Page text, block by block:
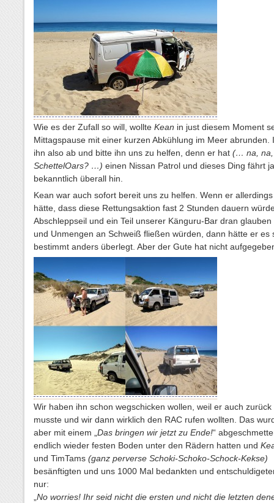
Wie es der Zufall so will, wollte Kean in just diesem Moment
Mittagspause mit einer kurzen Abkühlung im Meer abrunden.
ihn also ab und bitte ihn uns zu helfen, denn er hat (… na,
SchettelOars? …) einen Nissan Patrol und dieses Ding fährt ja
bekanntlich überall hin.
Kean war auch sofort bereit uns zu helfen. Wenn er
hätte, dass diese Rettungsaktion fast 2 Stunden dauern
Abschleppseil und ein Teil unserer Känguru-Bar dran glauben
und Unmengen an Schweiß fließen würden, dann hätte er es
bestimmt anders überlegt. Aber der Gute hat nicht
Wir haben ihn schon wegschicken wollen, weil er auch zurück
musste und wir dann wirklich den RAC rufen wollten. Das
aber mit einem „ Das bringen wir jetzt zu Ende!“
endlich wieder festen Boden unter den Rädern hatten und
und TimTams (ganz perverse Schoki-Schoko-Schock-Kekse)
besänftigten und uns 1000 Mal bedankten und
nur:
No worries! Ihr seid nicht die ersten und nicht die letzten